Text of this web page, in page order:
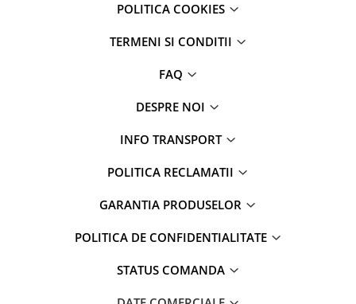
Lotiuni ,lapte,creme si uleiuri
Deodorante antiperspirante si deo
Sampon,balsam,masti si
Cosmetice pentru copii si bebelusi
Machiaj si manichiura
POLITICA COOKIES
TERMENI SI CONDITII
FAQ
DESPRE NOI
INFO TRANSPORT
POLITICA RECLAMATII
GARANTIA PRODUSELOR
POLITICA DE CONFIDENTIALITATE
STATUS COMANDA